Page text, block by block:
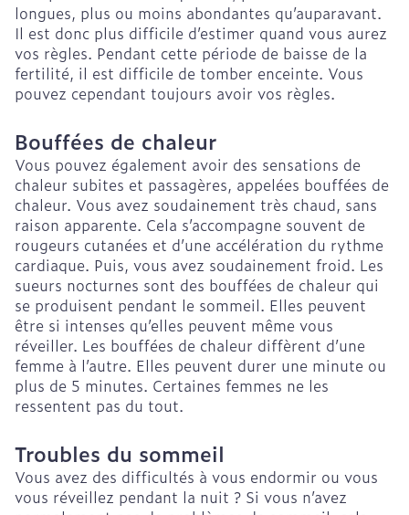
longues, plus ou moins abondantes qu’auparavant.
Il est donc plus difficile d’estimer quand vous aurez
vos règles. Pendant cette période de baisse de la
fertilité, il est difficile de tomber enceinte. Vous
pouvez cependant toujours avoir vos règles.
Bouffées de chaleur
Vous pouvez également avoir des sensations de
chaleur subites et passagères, appelées bouffées de
chaleur. Vous avez soudainement très chaud, sans
raison apparente. Cela s’accompagne souvent de
rougeurs cutanées et d’une accélération du rythme
cardiaque. Puis, vous avez soudainement froid. Les
sueurs nocturnes sont des bouffées de chaleur qui
se produisent pendant le sommeil. Elles peuvent
être si intenses qu’elles peuvent même vous
réveiller. Les bouffées de chaleur diffèrent d’une
femme à l’autre. Elles peuvent durer une minute ou
plus de 5 minutes. Certaines femmes ne les
ressentent pas du tout.
Troubles du sommeil
Vous avez des difficultés à vous endormir ou vous
vous réveillez pendant la nuit ? Si vous n’avez